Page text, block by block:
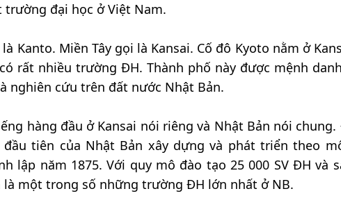
đại học ở Việt Nam.
Kanto. Miền Tây gọi là Kansai. Cố đô Kyoto nằm ở
rất nhiều trường ĐH. Thành phố này được mệnh
nghiên cứu trên đất nước Nhật Bản.
hàng đầu ở Kansai nói riêng và Nhật Bản nói chung.
tiên của Nhật Bản xây dựng và phát triển theo
lập năm 1875. Với quy mô đào tạo 25 000 SV ĐH và
một trong số những trường ĐH lớn nhất ở NB.